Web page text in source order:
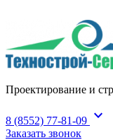
Проектирование и
8 (8552) 77-81-09 expand_more
Заказать звонок